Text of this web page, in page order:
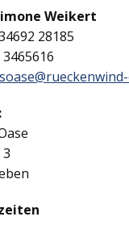
Weikert
28185
3465616